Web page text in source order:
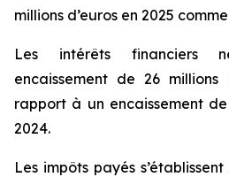
millions d’euros en 2025
Les intérêts financiers
encaissement de 26 millions
rapport à un encaissement de
2024.
Les impôts payés